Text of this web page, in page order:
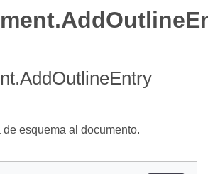
esquema al documento.